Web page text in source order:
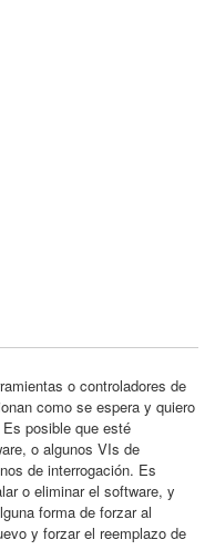
o controladores de
como se espera y quiero
posible que esté
o algunos VIs de
de interrogación. Es
o eliminar el software, y
forma de forzar al
y forzar el reemplazo de